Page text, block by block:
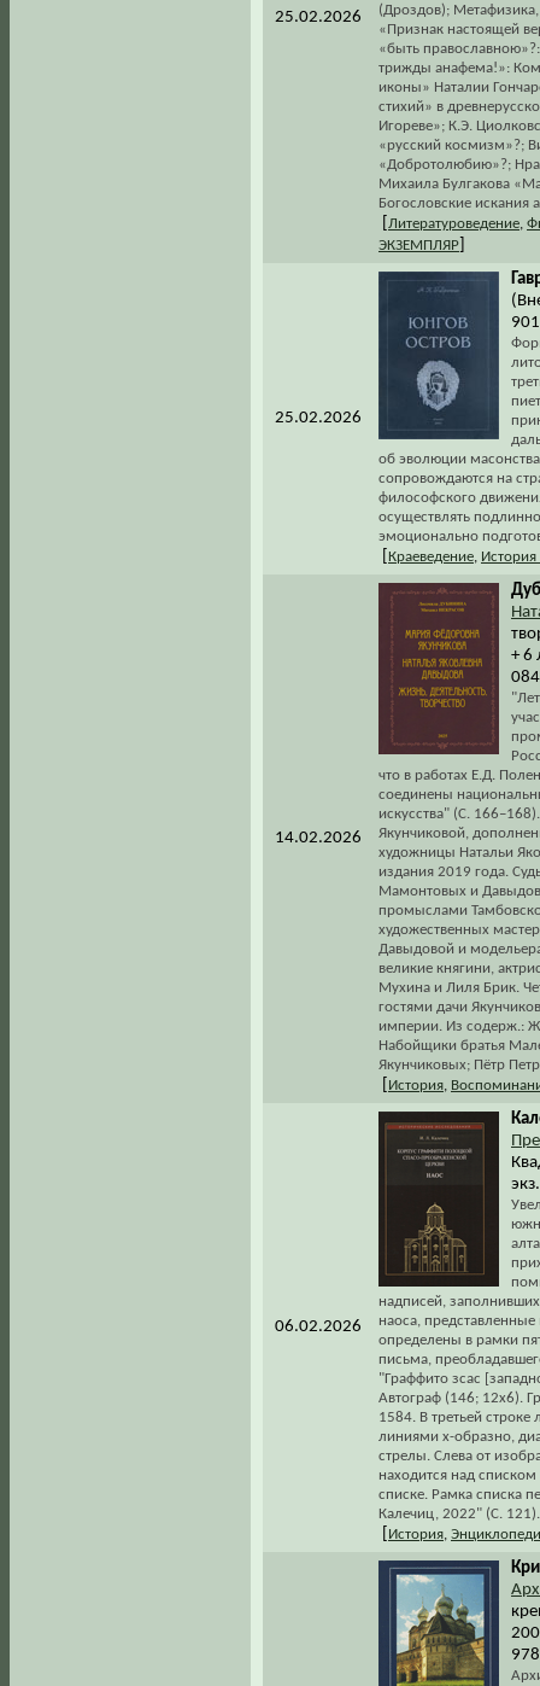
25.02.2026
(Дроздов);
«Признак настоящей
«быть
трижды анафема!»:
иконы» Наталии
стихий» в
Игореве»; К.Э.
«русский космизм»?;
«Добротолюбию»?;
Михаила Булгакова
Богословские искания
Литературоведение
ЭКЗЕМПЛЯР
25.02.2026
об эволюции
сопровождаются на
философского
осуществлять
эмоционально
Краеведение История
14.02.2026
+ 6
что в работах Е.Д.
соединены
искусства" (С.
Якунчиковой,
художницы Натальи
издания 2019 года.
Мамонтовых и
промыслами
художественных
Давыдовой и
великие княгини,
Мухина и Лиля Брик.
гостями дачи
империи. Из содерж.:
Набойщики братья
Якунчиковых; Пётр
История
06.02.2026
надписей,
наоса,
определены в рамки
письма,
"Граффито зсас
Автограф (146; 12х6).
1584. В третьей
линиями х-образно,
стрелы. Слева от
находится над
списке. Рамка списка
Калечиц, 2022" (С. 121).
История